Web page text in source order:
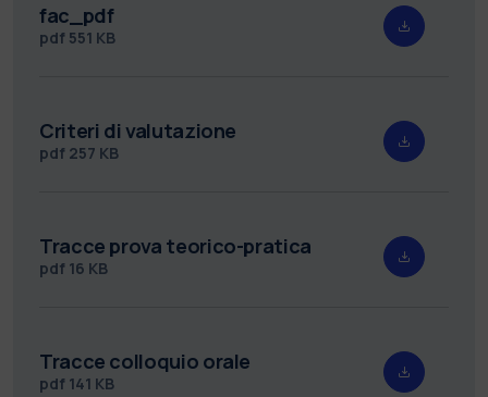
fac_pdf
pdf 551 KB
Criteri di valutazione
pdf 257 KB
Tracce prova teorico-pratica
pdf 16 KB
Tracce colloquio orale
pdf 141 KB